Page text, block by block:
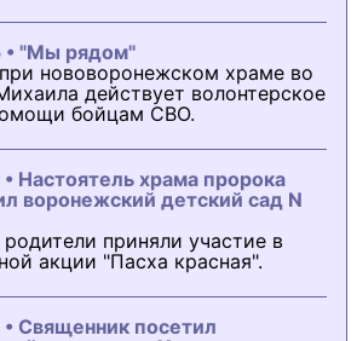
• "Мы рядом"
нововоронежском храме во
действует волонтерское
бойцам СВО.
Настоятель храма пророка
воронежский детский сад N
приняли участие в
акции "Пасха красная".
Священник посетил